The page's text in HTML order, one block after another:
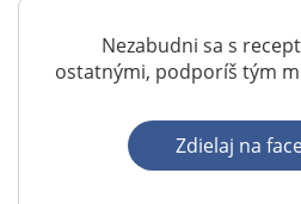
Nezabudni sa s
ostatnými, podporíš tým
Zdielaj na